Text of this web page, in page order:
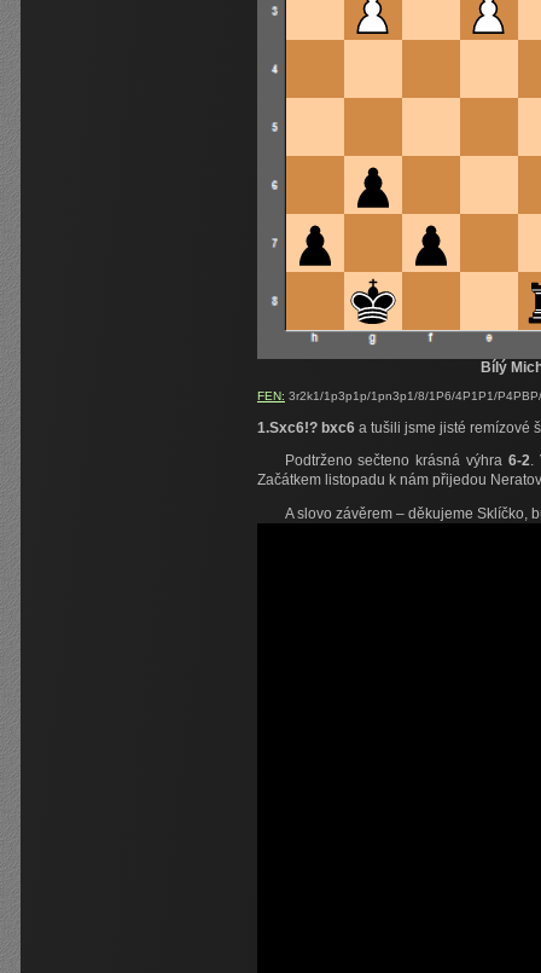
Bílý
FEN: 3r2k1/1p3p1p/1pn3p1/8/1P6/4P1P1/
1.Sxc6!? bxc6 a tušili jsme jisté remízové
Podtrženo sečteno krásná výhra 6-2.
Začátkem listopadu k nám přijedou
A slovo závěrem – děkujeme Sklíčko,